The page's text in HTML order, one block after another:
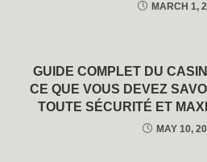
MARCH 1,
GUIDE COMPLET DU
CE QUE VOUS DEVEZ
TOUTE SÉCURITÉ ET
MAY 10,